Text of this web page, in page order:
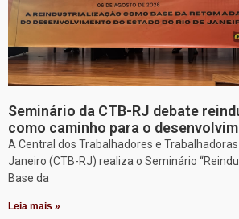
Seminário da CTB-RJ debate
como caminho para o
A Central dos Trabalhadores e
Janeiro (CTB-RJ) realiza o Seminário
Base da
Leia mais »